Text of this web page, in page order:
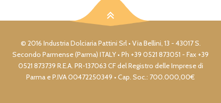
© 2016 Industria Dolciaria Pattini Srl • Via Bellini, 13 - 43017 S.
Secondo Parmense (Parma) ITALY • Ph +39 0521 873051 - Fax +39
0521 873739 R.E.A. PR-137063 CF del Registro delle Imprese di
Parma e P.IVA 00472250349 • Cap. Soc.: 700.000,00€